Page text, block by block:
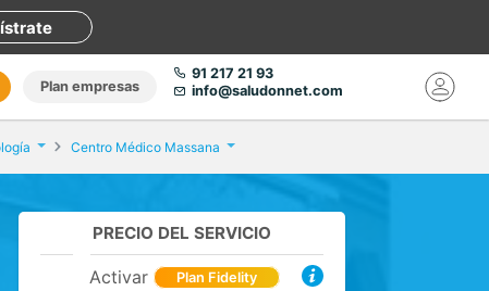
Plan empresas
91 217 21 93
info@saludonnet.com
Centro Médico Massana
PRECIO DEL SERVICIO
Activar Plan Fidelity